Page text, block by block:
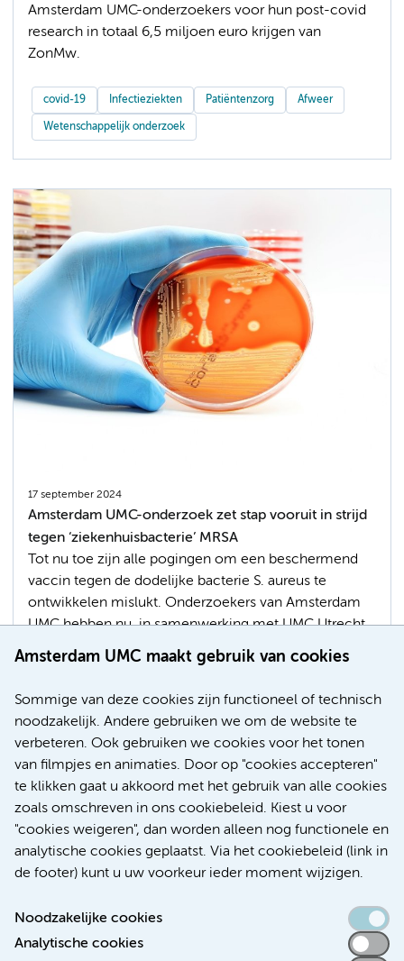
Amsterdam UMC maakt gebruik van cookies
Sommige van deze cookies zijn functioneel of technisch
noodzakelijk. Andere gebruiken we om de website te
verbeteren. Ook gebruiken we cookies voor het tonen
van filmpjes en animaties. Door op "cookies accepteren"
te klikken gaat u akkoord met het gebruik van alle cookies
zoals omschreven in ons cookiebeleid. Kiest u voor
"cookies weigeren", dan worden alleen nog functionele en
analytische cookies geplaatst. Via het cookiebeleid (link in
de footer) kunt u uw voorkeur ieder moment wijzigen.
Noodzakelijke cookies
Analytische cookies
Amsterdam UMC-onderzoekers voor hun post-covid
research in totaal 6,5 miljoen euro krijgen van
ZonMw.
covid-19 Infectieziekten Patiëntenzorg Afweer
Wetenschappelijk onderzoek
17 september 2024
Amsterdam UMC-onderzoek zet stap vooruit in strijd
tegen ‘ziekenhuisbacterie’ MRSA
Tot nu toe zijn alle pogingen om een beschermend
vaccin tegen de dodelijke bacterie S. aureus te
ontwikkelen mislukt. Onderzoekers van Amsterdam
UMC hebben nu, in samenwerking met UMC Utrecht,
Universiteit Leiden en de University of California San
Diego, ontdekt dat antistoffen van het type IgM meer
de gebruikelijke IgG-antistoffen.
Afweer Bacteriën
Meer